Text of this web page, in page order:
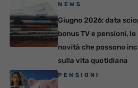
NEWS
Giugno 2026: data
bonus TV e pensioni, le
novità che possono
sulla vita quotidiana
PENSIONI